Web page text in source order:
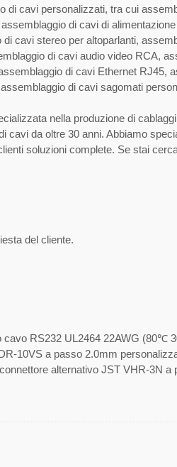
di cavi personalizzati, tra cui
di cavi di
di cavi stereo per altoparlanti,
di cavi audio video RCA,
di cavi Ethernet RJ45,
di cavi sagomati
nella produzione di
cavi da oltre 30 anni. Abbiamo
soluzioni complete. Se stai
del cliente.
RS232 UL2464 22AWG (80℃
10VS a passo 2.0mm
alternativo JST VHR-3N a